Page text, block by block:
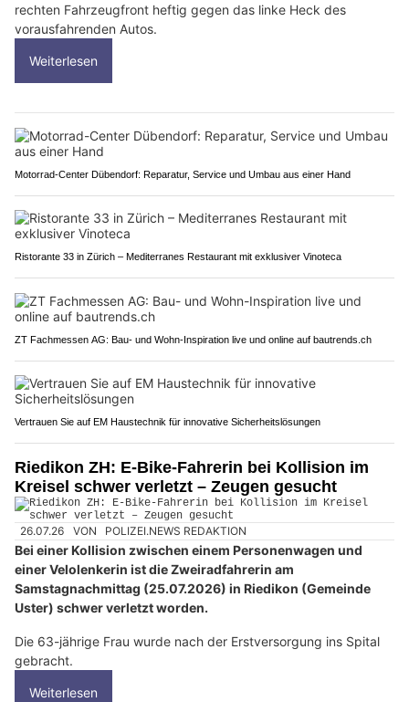
rechten Fahrzeugfront heftig gegen das linke Heck des
vorausfahrenden Autos.
Weiterlesen
Motorrad-Center Dübendorf: Reparatur, Service und Umbau aus einer Hand
Ristorante 33 in Zürich – Mediterranes Restaurant mit exklusiver Vinoteca
ZT Fachmessen AG: Bau- und Wohn-Inspiration live und online auf bautrends.ch
Vertrauen Sie auf EM Haustechnik für innovative Sicherheitslösungen
Riedikon ZH: E-Bike-Fahrerin bei Kollision im
Kreisel schwer verletzt – Zeugen gesucht
26.07.26 VON POLIZEI.NEWS REDAKTION
Bei einer Kollision zwischen einem Personenwagen und
einer Velolenkerin ist die Zweiradfahrerin am
Samstagnachmittag (25.07.2026) in Riedikon (Gemeinde
Uster) schwer verletzt worden.
Die 63-jährige Frau wurde nach der Erstversorgung ins Spital
gebracht.
Weiterlesen